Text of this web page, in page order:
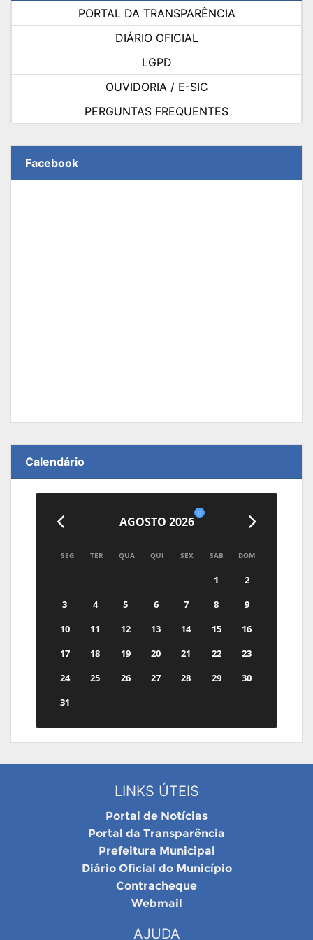
PORTAL DA TRANSPARÊNCIA
DIÁRIO OFICIAL
LGPD
OUVIDORIA / E-SIC
PERGUNTAS FREQUENTES
Facebook
Calendário
AGOSTO 2026
0
SEG TER QUA QUI SEX SAB DOM
1
2
3
4 5 6 7 8
9
10
11 12 13 14 15
16
17
18 19 20 21 22
23
24
25 26 27 28 29
30
31
LINKS ÚTEIS
Portal de Notícias
Portal da Transparência
Prefeitura Municipal
Diário Oficial do Município
Contracheque
Webmail
AJUDA